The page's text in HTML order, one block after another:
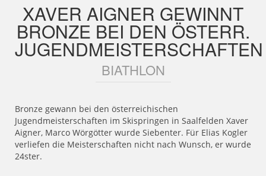
XAVER AIGNER GEWINNT
BRONZE BEI DEN ÖSTERR.
JUGENDMEISTERSCHAFTEN
BIATHLON
Bronze gewann bei den österreichischen
Jugendmeisterschaften im Skispringen in Saalfelden Xaver
Aigner, Marco Wörgötter wurde Siebenter. Für Elias Kogler
verliefen die Meisterschaften nicht nach Wunsch, er wurde
24ster.